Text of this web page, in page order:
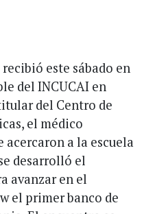
este sábado en
del INCUCAI en
del Centro de
el médico
acercaron a la escuela
desarrolló el
avanzar en el
el primer banco de